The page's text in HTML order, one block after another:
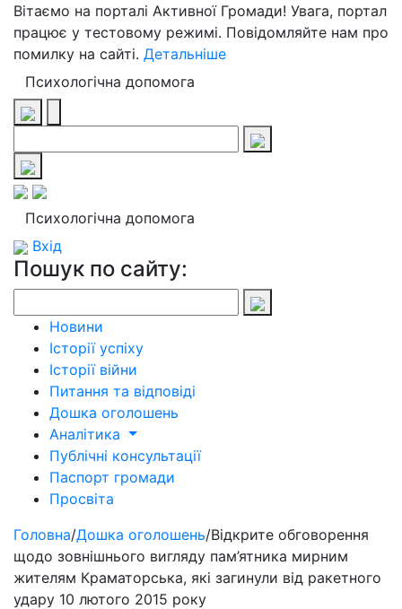
Вітаємо на порталі Активної Громади! Увага, портал
працює у тестовому режимі. Повідомляйте нам про
помилку на сайті. Детальніше
Психологічна допомога
Психологічна допомога
Вхід
Пошук по сайту:
Новини
Історії успіху
Історії війни
Питання та відповіді
Дошка оголошень
Аналітика
Публічні консультації
Паспорт громади
Просвіта
Головна/Дошка оголошень/Відкрите обговорення
щодо зовнішнього вигляду пам’ятника мирним
жителям Краматорська, які загинули від ракетного
удару 10 лютого 2015 року